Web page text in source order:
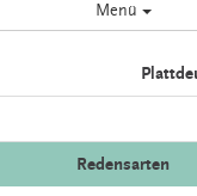
Menü
Redensarten